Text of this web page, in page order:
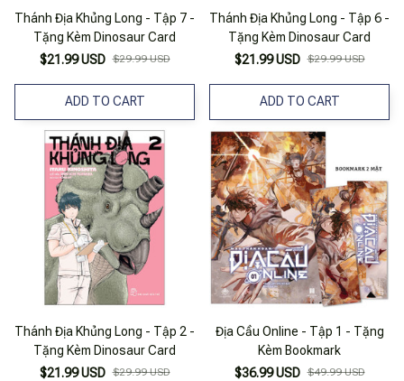
Thánh Địa Khủng Long - Tập 7 -
Tặng Kèm Dinosaur Card
$21.99 USD $29.99 USD
ADD TO CART
Thánh Địa Khủng Long - Tập 6 -
Tặng Kèm Dinosaur Card
$21.99 USD $29.99 USD
ADD TO CART
Thánh Địa Khủng Long - Tập 2 -
Tặng Kèm Dinosaur Card
$21.99 USD $29.99 USD
Địa Cầu Online - Tập 1 - Tặng
Kèm Bookmark
$36.99 USD $49.99 USD